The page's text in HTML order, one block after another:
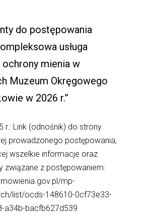
do postępowania
usługa
mienia w
Muzeum Okręgowego
w 2026 r.”
r.: Link (odnośnik) do strony
prowadzonego postępowania,
wszelkie informacje oraz
związane z postępowaniem:
mp-
list/ocds-148610-0cf73e33-
a34b-bacfb627d539